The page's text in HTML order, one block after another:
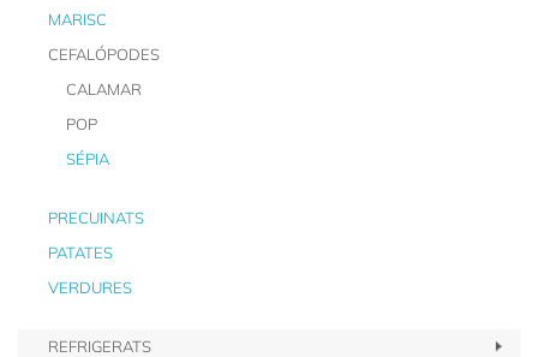
MARISC
CEFALÓPODES
CALAMAR
POP
SÉPIA
PRECUINATS
PATATES
VERDURES
REFRIGERATS